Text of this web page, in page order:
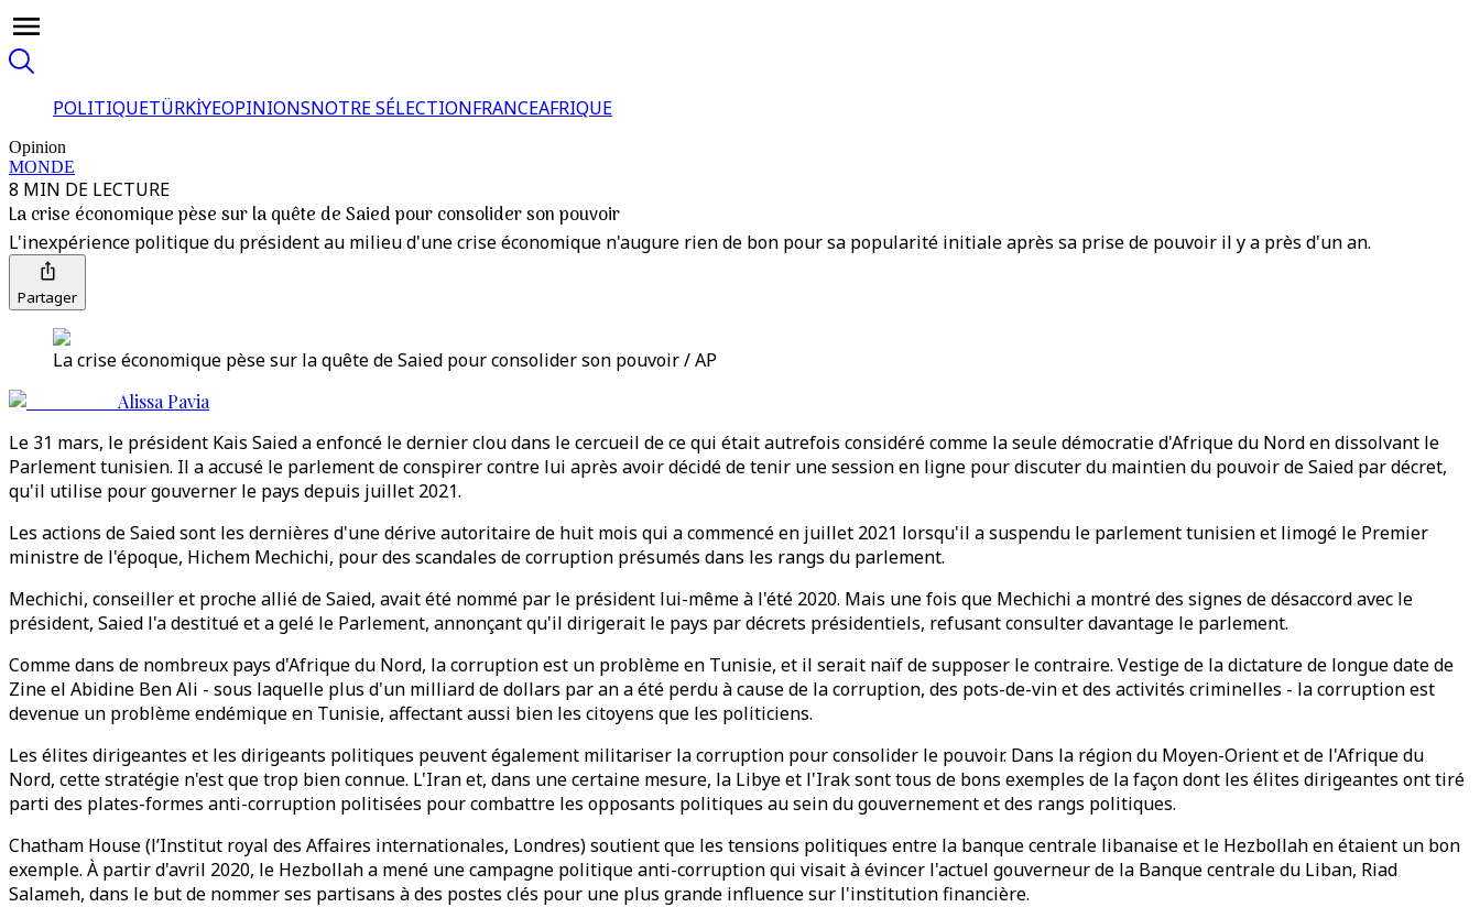
POLITIQUETÜRKİYEOPINIONSNOTRE SÉLECTIONFRANCEAFRIQUE
Opinion
MONDE
8 MIN DE LECTURE
La crise économique pèse sur la quête de Saied pour consolider son pouvoir
L'inexpérience politique du président au milieu d'une crise économique n'augure rien de bon pour sa popularité initiale après sa prise de pouvoir il y a près d'un an.
Partager
La crise économique pèse sur la quête de Saied pour consolider son pouvoir / AP
Alissa Pavia
Le 31 mars, le président Kais Saied a enfoncé le dernier clou dans le cercueil de ce qui était autrefois considéré comme la seule démocratie d'Afrique du Nord en dissolvant le
Parlement tunisien. Il a accusé le parlement de conspirer contre lui après avoir décidé de tenir une session en ligne pour discuter du maintien du pouvoir de Saied par décret,
qu'il utilise pour gouverner le pays depuis juillet 2021.
Les actions de Saied sont les dernières d'une dérive autoritaire de huit mois qui a commencé en juillet 2021 lorsqu'il a suspendu le parlement tunisien et limogé le Premier
ministre de l'époque, Hichem Mechichi, pour des scandales de corruption présumés dans les rangs du parlement.
Mechichi, conseiller et proche allié de Saied, avait été nommé par le président lui-même à l'été 2020. Mais une fois que Mechichi a montré des signes de désaccord avec le
président, Saied l'a destitué et a gelé le Parlement, annonçant qu'il dirigerait le pays par décrets présidentiels, refusant consulter davantage le parlement.
Comme dans de nombreux pays d'Afrique du Nord, la corruption est un problème en Tunisie, et il serait naïf de supposer le contraire. Vestige de la dictature de longue date de
Zine el Abidine Ben Ali - sous laquelle plus d'un milliard de dollars par an a été perdu à cause de la corruption, des pots-de-vin et des activités criminelles - la corruption est
devenue un problème endémique en Tunisie, affectant aussi bien les citoyens que les politiciens.
Les élites dirigeantes et les dirigeants politiques peuvent également militariser la corruption pour consolider le pouvoir. Dans la région du Moyen-Orient et de l'Afrique du
Nord, cette stratégie n'est que trop bien connue. L'Iran et, dans une certaine mesure, la Libye et l'Irak sont tous de bons exemples de la façon dont les élites dirigeantes ont tiré
parti des plates-formes anti-corruption politisées pour combattre les opposants politiques au sein du gouvernement et des rangs politiques.
Chatham House (l’Institut royal des Affaires internationales, Londres) soutient que les tensions politiques entre la banque centrale libanaise et le Hezbollah en étaient un bon
exemple. À partir d'avril 2020, le Hezbollah a mené une campagne politique anti-corruption qui visait à évincer l'actuel gouverneur de la Banque centrale du Liban, Riad
Salameh, dans le but de nommer ses partisans à des postes clés pour une plus grande influence sur l'institution financière.